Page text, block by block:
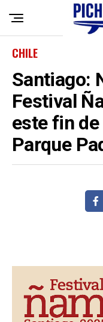
CHILE
Santiago:
Festival
este fin
Parque